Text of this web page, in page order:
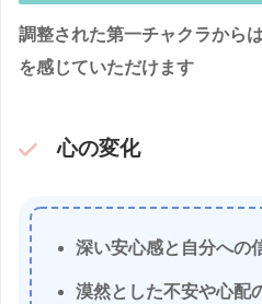
調整された第一チャクラから
を感じていただけます
心の変化
深い安心感と自分への
漠然とした不安や心配